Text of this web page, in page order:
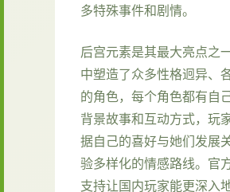
多特殊事件和剧情。
后宫元素是其最大亮点之
中塑造了众多性格迥异、
的角色，每个角色都有自
背景故事和互动方式，玩
据自己的喜好与她们发展
验多样化的情感路线。官
支持让国内玩家能更深入